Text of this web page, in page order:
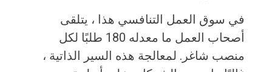
في سوق العمل التنافسي هذا ، يتلقى
أصحاب العمل ما معدله 180 طلبًا لكل
منصب شاغر. لمعالجة هذه السير الذاتية ،